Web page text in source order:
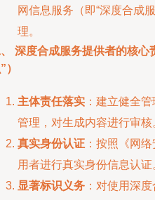
网信息服务（即“深度合成
理。
深度合成服务提供者的核心
）
主体责任落实 ：建立健全
管理，对生成内容进行审核
真实身份认证 ：按照《网
用者进行真实身份信息认证
显著标识义务 ：对使用深